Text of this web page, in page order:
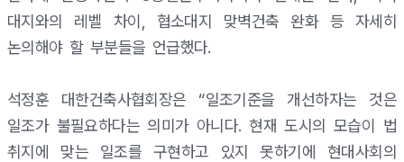
대지와의 레벨 차이, 협소대지 맞벽건축 완화 등 자세히
논의해야 할 부분들을 언급했다.
석정훈 대한건축사협회장은 “일조기준을 개선하자는 것은
일조가 불필요하다는 의미가 아니다. 현재 도시의 모습이 법
취지에 맞는 일조를 구현하고 있지 못하기에 현대사회의